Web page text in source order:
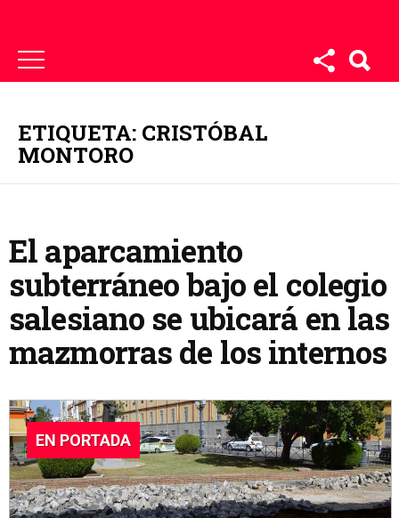
ETIQUETA: CRISTÓBAL
MONTORO
El aparcamiento
subterráneo bajo el colegio
salesiano se ubicará en las
mazmorras de los internos
EN PORTADA